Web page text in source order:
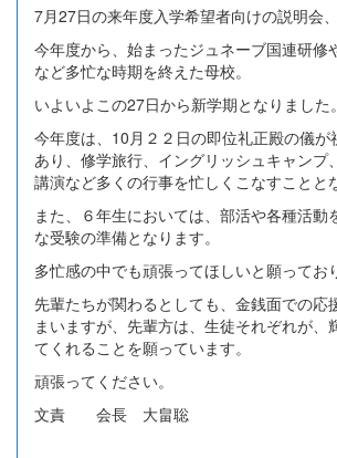
7月27日の来年度入学希望者向けの説明会、
今年度から、始まったジュネーブ国連研修
など多忙な時期を終えた母校。
いよいよこの27日から新学期となりました。
今年度は、10月２２日の即位礼正殿の儀が
あり、修学旅行、イングリッシュキャンプ
講演など多くの行事を忙しくこなすことと
また、６年生においては、部活や各種活動
な受験の準備となります。
多忙感の中でも頑張ってほしいと願ってお
先輩たちが関わるとしても、金銭面での応
まいますが、先輩方は、生徒それぞれが、
てくれることを願っています。
頑張ってください。
文責 会長 大畠聡